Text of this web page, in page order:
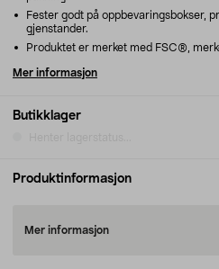
Butikklager
Fester godt på oppbevaringsbokser,
gjenstander.
Produktet er merket med FSC®,
Mer informasjon
Produktinformasjon
Mer informasjon